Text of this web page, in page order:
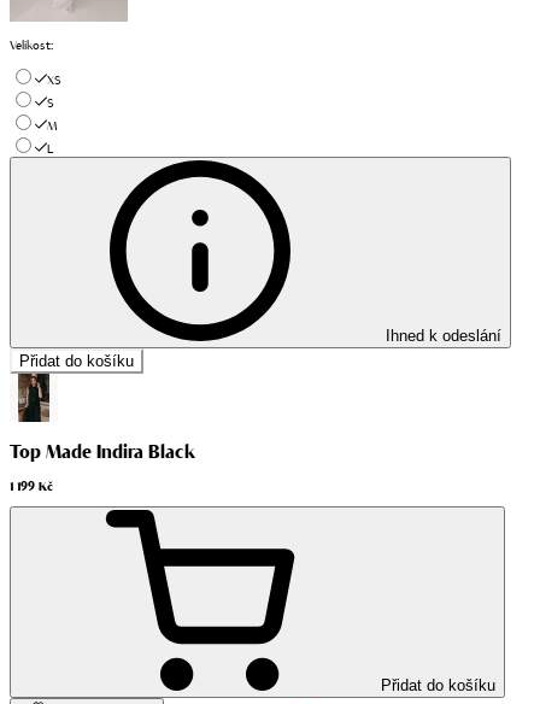
Velikost:
XS
S
M
L
Ihned k odeslání
Přidat do košíku
Top Made Indira Black
1 199 Kč
Přidat do košíku